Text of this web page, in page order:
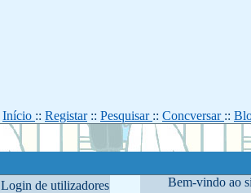
Início :: Registar:: Pesquisar :: Concversar ::
Login de utilizadores Bem-vindo ao